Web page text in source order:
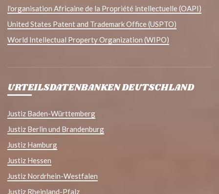
l'organisation Africaine de la Propriété intellectuelle (OAPI)
United States Patent and Trademark Office (USPTO)
World Intellectual Property Organization (WIPO)
URTEILSDATENBANKEN DEUTSCHLAND
Justiz Baden-Württemberg
Justiz Berlin und Brandenburg
Justiz Hamburg
Justiz Hessen
Justiz Nordrhein-Westfalen
Justiz Rheinland-Pfalz